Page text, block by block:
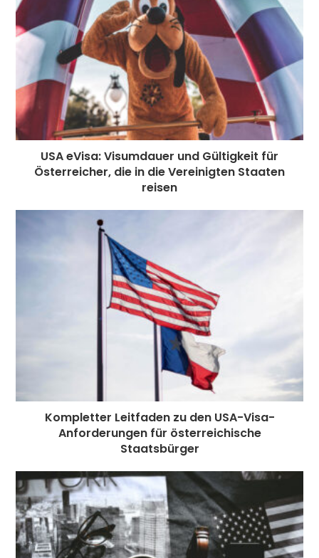
USA eVisa: Visumdauer und Gültigkeit für
Österreicher, die in die Vereinigten Staaten
reisen
Kompletter Leitfaden zu den USA-Visa-
Anforderungen für österreichische
Staatsbürger